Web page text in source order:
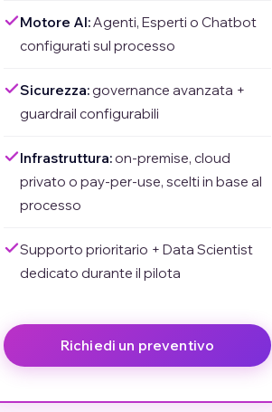
Motore AI:Agenti, Esperti o Chatbot
configurati sul processo
Sicurezza:governance avanzata +
guardrail configurabili
Infrastruttura:on-premise, cloud
privato o pay-per-use, scelti in base al
processo
Supporto prioritario + Data Scientist
dedicato durante il pilota
Richiedi un preventivo